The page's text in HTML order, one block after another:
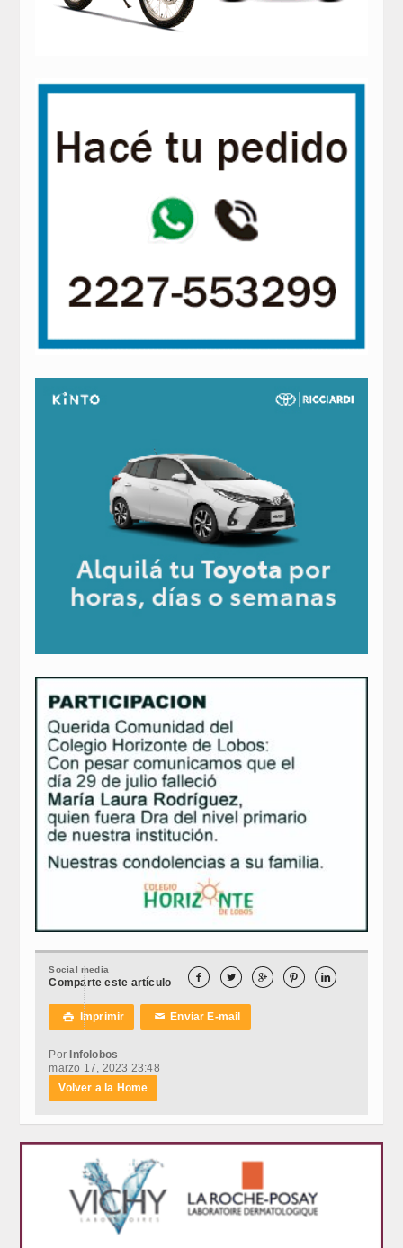
Social media
Comparte este artículo     
 Imprimir ✉Enviar E-mail
Por Infolobos
marzo 17, 2023 23:48
Volver a la Home